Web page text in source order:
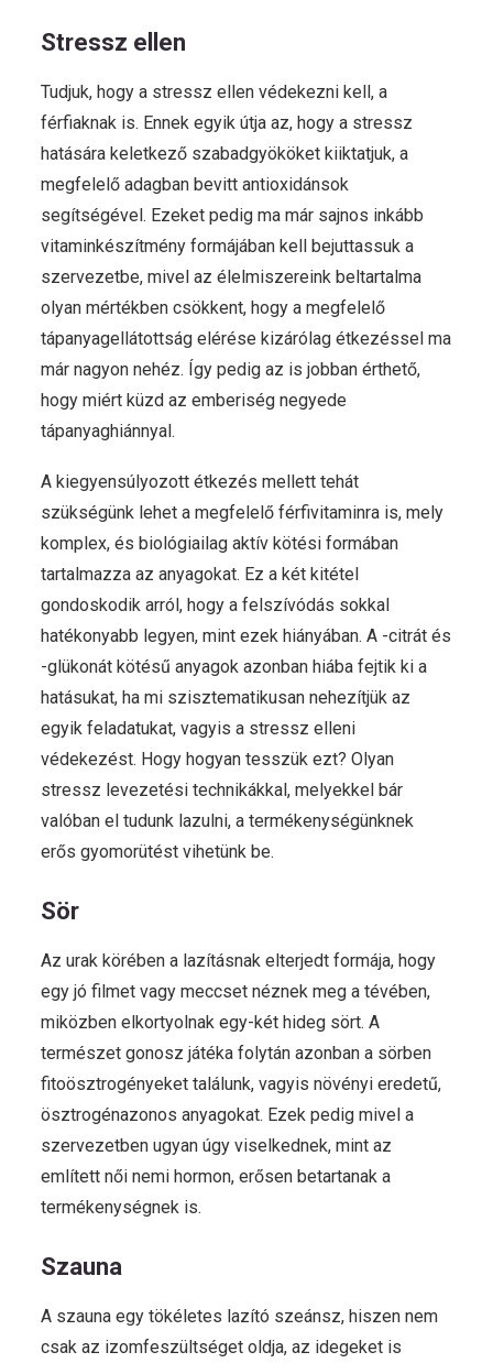
Stressz ellen
Tudjuk, hogy a stressz ellen védekezni kell, a
férfiaknak is. Ennek egyik útja az, hogy a stressz
hatására keletkező szabadgyököket kiiktatjuk, a
megfelelő adagban bevitt antioxidánsok
segítségével. Ezeket pedig ma már sajnos inkább
vitaminkészítmény formájában kell bejuttassuk a
szervezetbe, mivel az élelmiszereink beltartalma
olyan mértékben csökkent, hogy a megfelelő
tápanyagellátottság elérése kizárólag étkezéssel ma
már nagyon nehéz. Így pedig az is jobban érthető,
hogy miért küzd az emberiség negyede
tápanyaghiánnyal.
A kiegyensúlyozott étkezés mellett tehát
szükségünk lehet a megfelelő férfivitaminra is, mely
komplex, és biológiailag aktív kötési formában
tartalmazza az anyagokat. Ez a két kitétel
gondoskodik arról, hogy a felszívódás sokkal
hatékonyabb legyen, mint ezek hiányában. A -citrát és
-glükonát kötésű anyagok azonban hiába fejtik ki a
hatásukat, ha mi szisztematikusan nehezítjük az
egyik feladatukat, vagyis a stressz elleni
védekezést. Hogy hogyan tesszük ezt? Olyan
stressz levezetési technikákkal, melyekkel bár
valóban el tudunk lazulni, a termékenységünknek
erős gyomorütést vihetünk be.
Sör
Az urak körében a lazításnak elterjedt formája, hogy
egy jó filmet vagy meccset néznek meg a tévében,
miközben elkortyolnak egy-két hideg sört. A
természet gonosz játéka folytán azonban a sörben
fitoösztrogényeket találunk, vagyis növényi eredetű,
ösztrogénazonos anyagokat. Ezek pedig mivel a
szervezetben ugyan úgy viselkednek, mint az
említett női nemi hormon, erősen betartanak a
termékenységnek is.
Szauna
A szauna egy tökéletes lazító szeánsz, hiszen nem
csak az izomfeszültséget oldja, az idegeket is